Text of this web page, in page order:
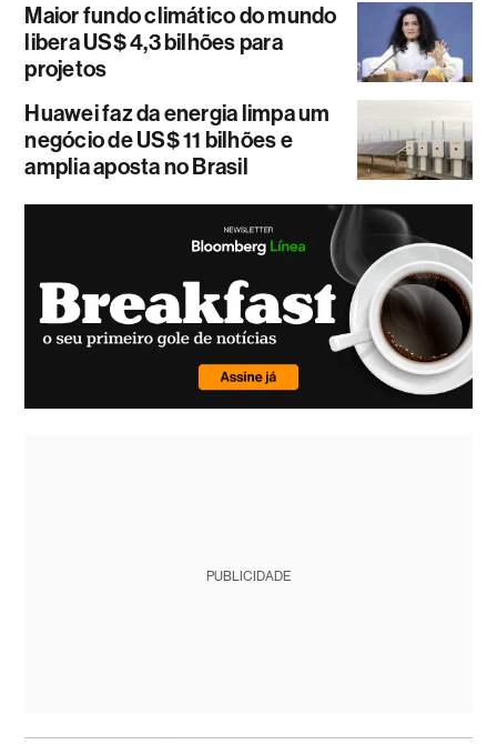
Maior fundo climático do mundo
libera US$ 4,3 bilhões para
projetos
Huawei faz da energia limpa um
negócio de US$ 11 bilhões e
amplia aposta no Brasil
PUBLICIDADE